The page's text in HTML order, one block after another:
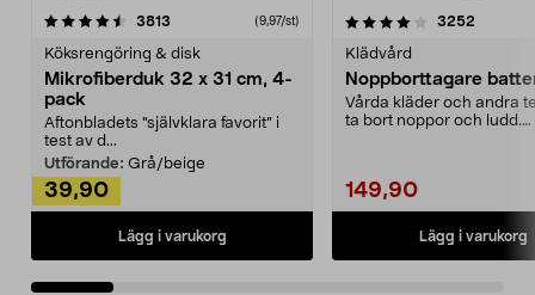
3813 (9,97/st)
Köksrengöring & disk
Mikrofiberduk 32 x 31 cm, 4-
pack
Aftonbladets "självklara favorit” i
test av d...
Utförande: Grå/beige
39,90
Lägg i varukorg
4.0av 5 stjärnor 3252
Klädvård
Noppborttagare
Vårda kläder och andra
ta bort noppor och ludd.
149,90
Lägg i varukorg
4.5av 5 stjärnor